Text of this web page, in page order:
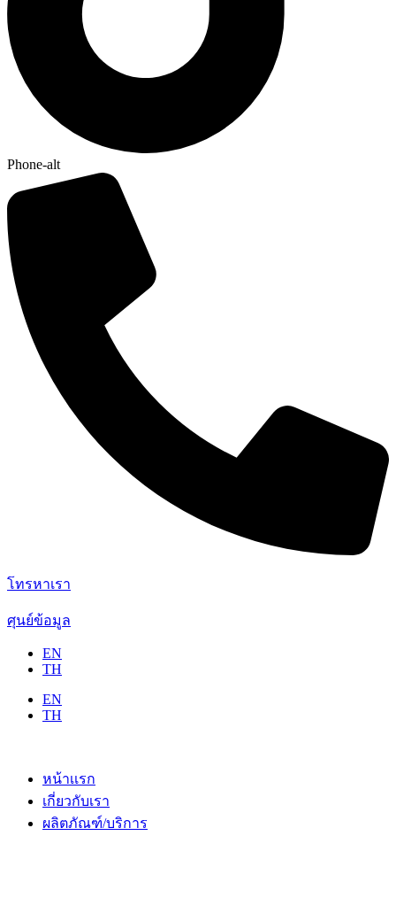
Phone-alt
โทรหาเรา
ศุนย์ข้อมูล
EN
TH
EN
TH
หน้าเเรก
เกี่ยวกับเรา
ผลิตภัณฑ์/บริการ